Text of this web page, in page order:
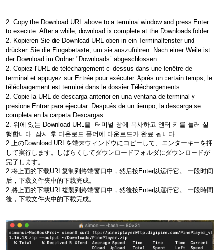
2. Copy the Download URL above to a terminal window and press Enter
to execute. After a while, download is complete at the Downloads folder.
2. Kopieren Sie die Download-URL oben in ein Terminalfenster und
drücken Sie die Eingabetaste, um sie auszuführen. Nach einer Weile ist
der Download im Ordner "Downloads" abgeschlossen.
2. Copiez l'URL de téléchargement ci-dessus dans une fenêtre de
terminal et appuyez sur Entrée pour exécuter. Après un certain temps, le
téléchargement est terminé dans le dossier Téléchargements.
2. Copie la URL de descarga anterior en una ventana de terminal y
presione Entrar para ejecutar. Después de un tiempo, la descarga se
completa en la carpeta Descargas.
2. 위에 있는 Download URL을 터미널 창에 복사하고 엔터 키를 눌러 실
행합니다. 잠시 후 다운로드 폴더에 다운로드가 완료 됩니다.
2.上のDownload URLを端末ウィンドウにコピーして、エンターキーを押
して実行します。しばらくしてダウンロードフォルダにダウンロードが
完了します。
2.将上面的下载URL复制到终端窗口中，然后按Enter以运行它。 一段时间
后，下载文件夹中的下载完成。
2.將上面的下載URL複製到終端窗口中，然後按Enter以運行它。 一段時間
後，下載文件夾中的下載完成。